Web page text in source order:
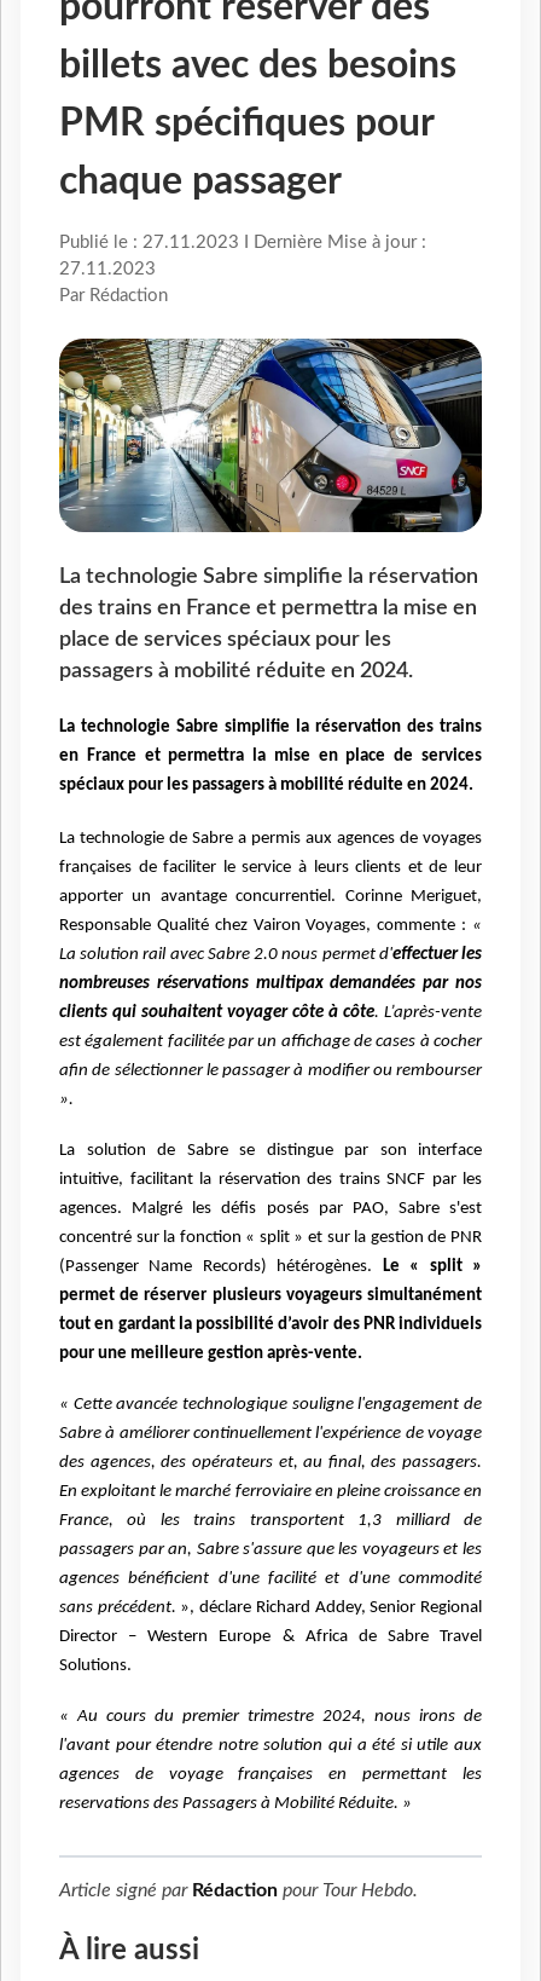
billets avec des besoins
PMR spécifiques pour
chaque passager
Publié le : 27.11.2023 I Dernière Mise à jour :
27.11.2023
Par Rédaction
La technologie Sabre simplifie la réservation
des trains en France et permettra la mise en
place de services spéciaux pour les
passagers à mobilité réduite en 2024.
La technologie Sabre simplifie la réservation des trains
en France et permettra la mise en place de services
spéciaux pour les passagers à mobilité réduite en 2024.
La technologie de Sabre a permis aux agences de voyages
françaises de faciliter le service à leurs clients et de leur
apporter un avantage concurrentiel. Corinne Meriguet,
Responsable Qualité chez Vairon Voyages, commente : «
La solution rail avec Sabre 2.0 nous permet d'effectuer les
nombreuses réservations multipax demandées par nos
clients qui souhaitent voyager côte à côte. L’après-vente
est également facilitée par un affichage de cases à cocher
afin de sélectionner le passager à modifier ou rembourser
».
La solution de Sabre se distingue par son interface
intuitive, facilitant la réservation des trains SNCF par les
agences. Malgré les défis posés par PAO, Sabre s'est
concentré sur la fonction « split » et sur la gestion de PNR
(Passenger Name Records) hétérogènes. Le « split »
permet de réserver plusieurs voyageurs simultanément
tout en gardant la possibilité d’avoir des PNR individuels
pour une meilleure gestion après-vente.
« Cette avancée technologique souligne l'engagement de
Sabre à améliorer continuellement l'expérience de voyage
des agences, des opérateurs et, au final, des passagers.
En exploitant le marché ferroviaire en pleine croissance en
France, où les trains transportent 1,3 milliard de
passagers par an, Sabre s'assure que les voyageurs et les
agences bénéficient d'une facilité et d'une commodité
sans précédent. », déclare Richard Addey, Senior Regional
Director – Western Europe & Africa de Sabre Travel
Solutions.
« Au cours du premier trimestre 2024, nous irons de
l'avant pour étendre notre solution qui a été si utile aux
agences de voyage françaises en permettant les
reservations des Passagers à Mobilité Réduite. »
Article signé par Rédaction pour Tour Hebdo.
À lire aussi